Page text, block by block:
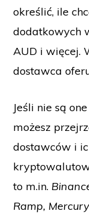
określić, ile
dodatkowych
AUD i więcej.
dostawca
Jeśli nie są
możesz
dostawców i
to m.in.
Ramp,